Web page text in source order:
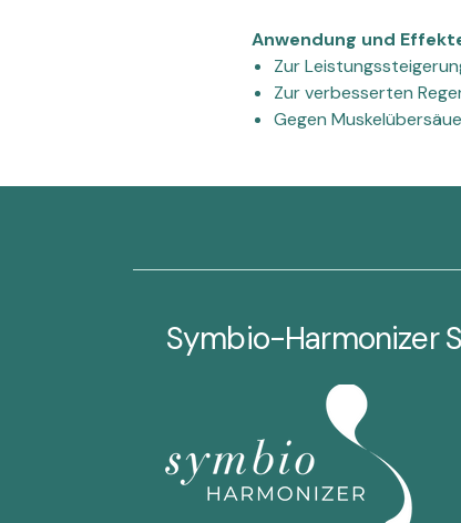
Anwendung und
Zur
Zur verbesserten
Gegen
Symbio-Harmonizer